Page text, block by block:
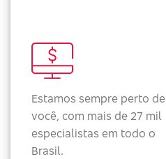
Estamos sempre perto de
você, com mais de 27 mil
especialistas em todo o
Brasil.